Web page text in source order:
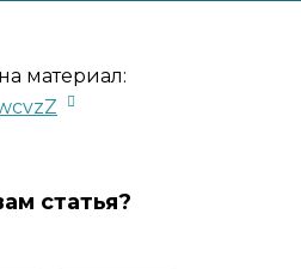
материал:
статья?